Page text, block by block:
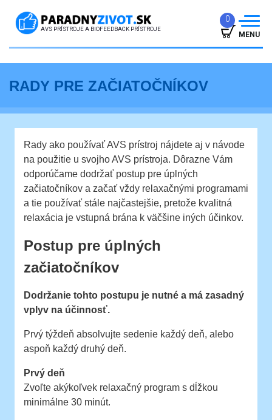
AVS PRÍSTROJE A BIOFEEDBACK PRÍSTROJE
MENU
SKÚSENOSTI
GARANCIE
ČLÁNKY
KONTAKT
0
RADY PRE ZAČIATOČNÍKOV
Rady ako používať AVS prístroj nájdete aj v návode
na použitie u svojho AVS prístroja. Dôrazne Vám
odporúčame dodržať postup pre úplných
začiatočníkov a začať vždy relaxačnými programami
a tie používať stále najčastejšie, pretože kvalitná
relaxácia je vstupná brána k väčšine iných účinkov.
Postup pre úplných
začiatočníkov
Dodržanie tohto postupu je nutné a má zasadný
vplyv na účinnosť.
Prvý týždeň absolvujte sedenie každý deň, alebo
aspoň každý druhý deň.
Prvý deň
Zvoľte akýkoľvek relaxačný program s dĺžkou
minimálne 30 minút.